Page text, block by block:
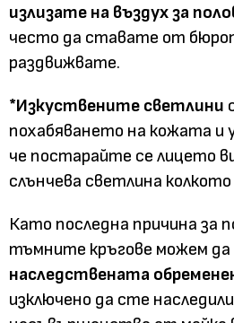
излизате на въздух за
често да ставате от
раздвижвате.
*Изкуствените светлини
похабяването на кожата и
че постарайте се лицето
слънчева светлина
Като последна причина за
тъмните кръгове можем да
наследствената
изключено да сте